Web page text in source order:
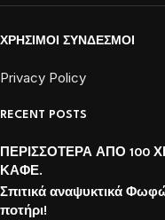
ΧΡΗΣΙΜΟΙ ΣΥΝΔΕΣΜΟΙ
Privacy Policy
RECENT POSTS
ΠΕΡΙΣΣΟΤΕΡΑ ΑΠΟ 100
ΚΑΦΕ.
Σπιτικά αναψυκτικά
ποτήρι!